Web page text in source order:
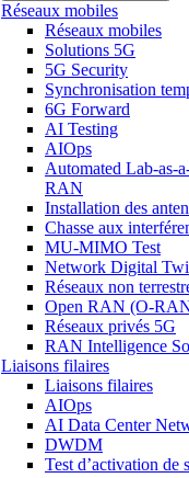
Réseaux mobiles
Réseaux mobiles
Solutions 5G
5G Security
Synchronisation
6G Forward
AI Testing
AIOps
Automated Lab-as-
RAN
Installation des
Chasse aux
MU-MIMO Test
Network Digital
Réseaux non
Open RAN (O-
Réseaux privés 5G
RAN Intelligence
Liaisons filaires
Liaisons filaires
AIOps
AI Data Center
DWDM
Test d’activation de